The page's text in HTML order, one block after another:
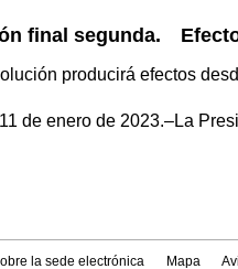
final segunda.
producirá efectos
de enero de 2023.–La
la sede electrónica Mapa